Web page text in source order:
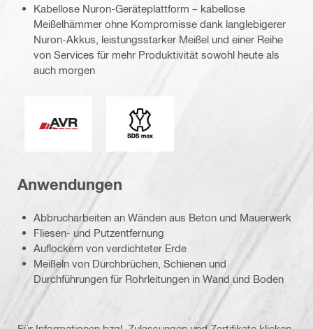
Kabellose Nuron-Geräteplattform – kabellose
Meißelhämmer ohne Kompromisse dank langlebigerer
Nuron-Akkus, leistungsstarker Meißel und einer Reihe
von Services für mehr Produktivität sowohl heute als
auch morgen
Aktive Vibrationsreduzierung (AVR)
Werkzeugaufnahme
Anwendungen
Abbrucharbeiten an Wänden aus Beton und Mauerwerk
Fliesen- und Putzentfernung
Auflockern von verdichteter Erde
Meißeln von Durchbrüchen, Schienen und
Durchführungen für Rohrleitungen in Wand und Boden